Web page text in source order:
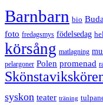
Barnbarn bio
foto fredagsmys födelsedag
körsång matlagning
pelargoner Polen promenad
syskon teater träning